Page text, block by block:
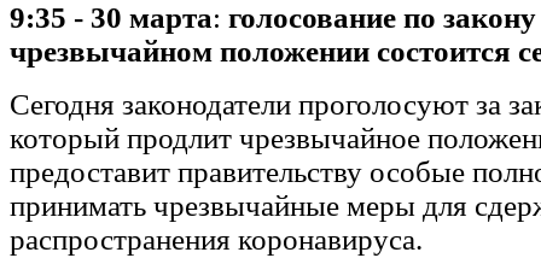
9:35 - 30 марта: голосование по
чрезвычайном положении состоится
Сегодня законодатели проголосуют за
который продлит чрезвычайное
предоставит правительству особые
принимать чрезвычайные меры для
распространения коронавируса.